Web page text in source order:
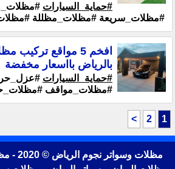
#حماية_السيارات
#مظلات_سريعة #مظلات_مظللة
افخم 5 مواقع
بالرياض بااسعار مخفضة
#حماية_السيارات
#مظلات_مواقف
1
2
>
مظلات